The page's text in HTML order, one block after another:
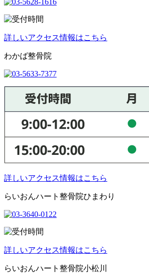
詳しいアクセス情報はこちら
わかば整骨院
詳しいアクセス情報はこちら
らいおんハート整骨院ひまわり
詳しいアクセス情報はこちら
らいおんハート整骨院小松川